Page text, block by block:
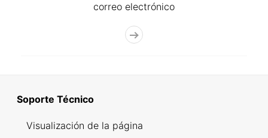
correo electrónico
Soporte Técnico
Visualización de la página